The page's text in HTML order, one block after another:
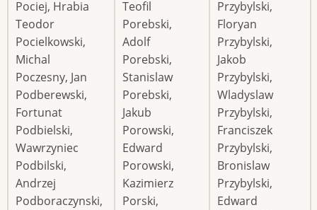
Pociej, Hrabia
Teodor
Pocielkowski,
Michal
Poczesny, Jan
Podberewski,
Fortunat
Podbielski,
Wawrzyniec
Podbilski,
Andrzej
Podboraczynski,
Teofil
Porebski,
Adolf
Porebski,
Stanislaw
Porebski,
Jakub
Porowski,
Edward
Porowski,
Kazimierz
Porski,
Przybylski,
Floryan
Przybylski,
Jakob
Przybylski,
Wladyslaw
Przybylski,
Franciszek
Przybylski,
Bronislaw
Przybylski,
Edward